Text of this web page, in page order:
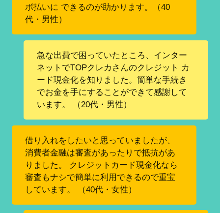
ボ払いに できるのが助かります。（40
代・男性）
急な出費で困っていたところ、インター
ネットでTOPクレカさんのクレジット カ
ード現金化を知りました。簡単な手続き
でお金を手にすることができて感謝して
います。 （20代・男性）
借り入れをしたいと思っていましたが、
消費者金融は審査があったりで抵抗があ
りました。 クレジットカード現金化なら
審査もナシで簡単に利用できるので重宝
しています。 （40代・女性）